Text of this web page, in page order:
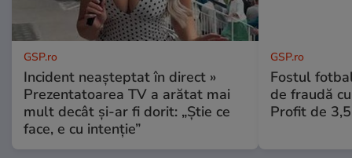
GSP.ro
Incident neașteptat în direct »
Prezentatoarea TV a arătat mai
mult decât și-ar fi dorit: „Știe ce
face, e cu intenție”
GSP.ro
Fostul
de fraudă
Profit de